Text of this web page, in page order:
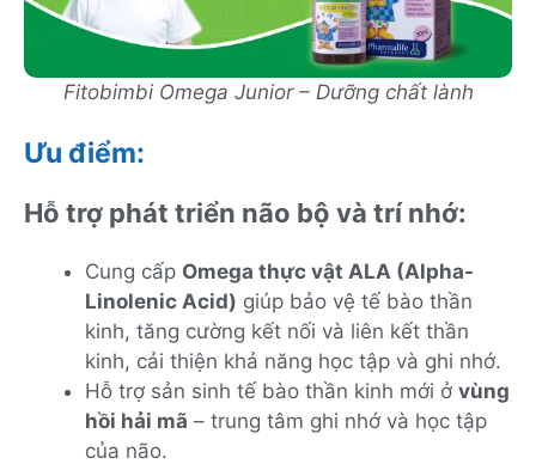
Fitobimbi Omega Junior – Dưỡng chất lành
Ưu điểm:
Hỗ trợ phát triển não bộ và trí nhớ:
Cung cấp Omega thực vật ALA (Alpha-
Linolenic Acid) giúp bảo vệ tế bào thần
kinh, tăng cường kết nối và liên kết thần
kinh, cải thiện khả năng học tập và ghi nhớ.
Hỗ trợ sản sinh tế bào thần kinh mới ở vùng
hồi hải mã – trung tâm ghi nhớ và học tập
của não.